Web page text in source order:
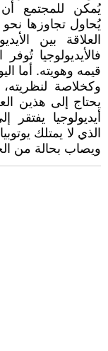
يُمكن للمجتمع أن
يُحاول تجاوزها
العلاقة بين
فالأيديولوجيا
قيمه وهويته. أما
وكخلاصة
يحتاج إلى هذين
أيديولوجيا يفتقر
الذي لا يمتلك
ويصاب بحالة من